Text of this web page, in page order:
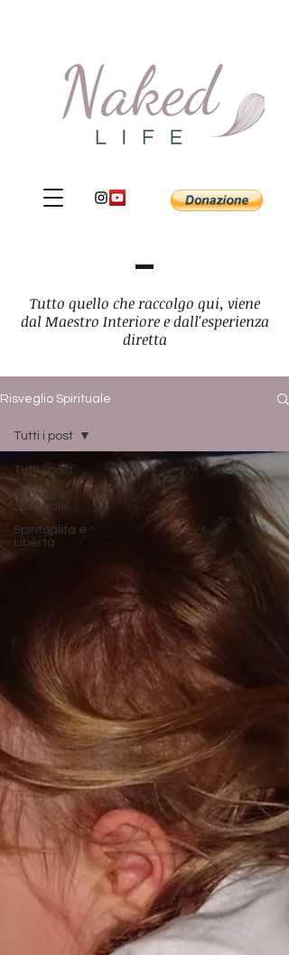
Tutto quello che raccolgo qui, viene
dal Maestro Interiore e dall'esperienza
diretta
Risveglio Spirituale
Tutti i post
Risveglio
Spirituale
Spiritualità e
Libertà
Tutti i post